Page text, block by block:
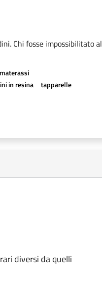
Chi fosse impossibilitato al
materassi
in resina
tapparelle
diversi da quelli